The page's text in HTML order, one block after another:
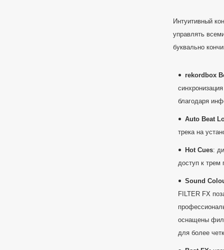
Интуитивный
управлять
буквально
rekordbox
благодаря
Auto Beat
трека на
Hot Cues:
доступ к трем
Sound
FILTER FX
оснащены
для более